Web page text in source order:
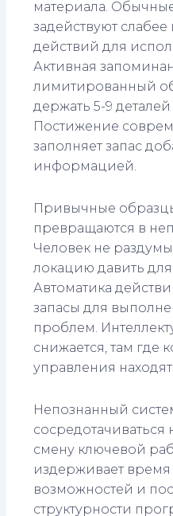
материала.
задействуют
действий для
Активная
лимитированный
держать 5-9
Постижение
заполняет запас
информацией.
Привычные
превращаются в
Человек не
локацию давить
Автоматика
запасы для
проблем.
снижается, там где
управления
Непознанный
сосредотачиваться
смену ключевой
издерживает
возможностей и
структурности